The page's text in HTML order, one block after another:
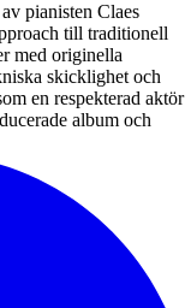
pianisten Claes
till traditionell
med originella
skicklighet och
en respekterad aktör
album och